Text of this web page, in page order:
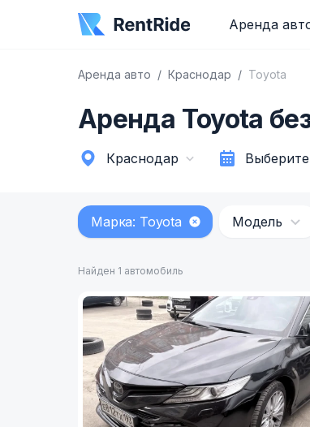
Аренда
Аренда авто Краснодар Toyota
Аренда Toyota
Краснодар
Марка: Toyota Модель
Найден 1 автомобиль